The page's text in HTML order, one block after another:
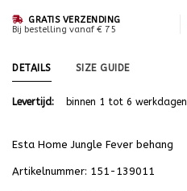
GRATIS VERZENDING
Bij bestelling vanaf € 75
DETAILS SIZE GUIDE
Levertijd: binnen 1 tot 6 werkdagen
Esta Home Jungle Fever behang
Artikelnummer: 151-139011